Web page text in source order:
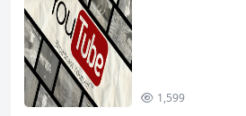
1,599